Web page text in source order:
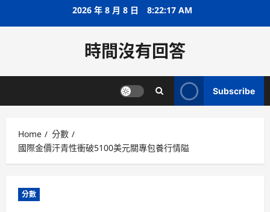
2026 年 8 月 8 日 8:22:18 AM
時間沒有回答
Subscribe
Home
分數
國際金價汗青性衝破5100美元關專包養行情隘
分數